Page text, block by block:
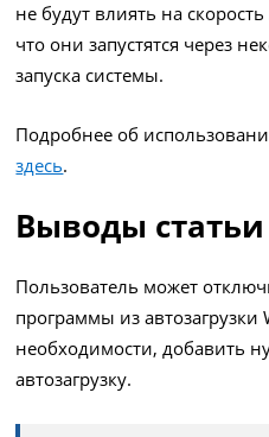
не будут влиять на
что они запустятся через
запуска системы.
Подробнее об
здесь.
Выводы статьи
Пользователь может
программы из автозагрузки
необходимости, добавить
автозагрузку.